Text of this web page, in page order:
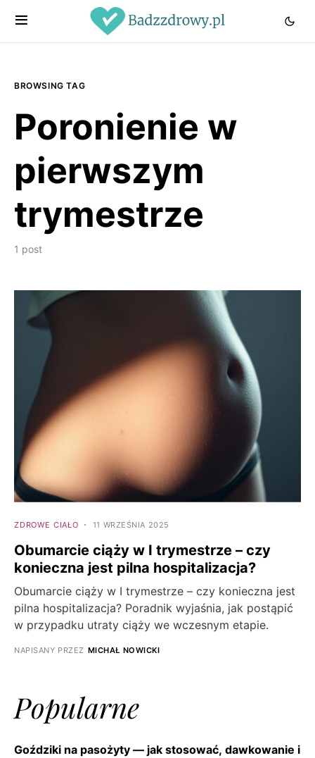
BROWSING TAG
Poronienie w
pierwszym
trymestrze
1 post
ZDROWE CIAŁO 11 WRZEŚNIA 2025
Obumarcie ciąży w I trymestrze – czy
konieczna jest pilna hospitalizacja?
Obumarcie ciąży w I trymestrze – czy konieczna jest
pilna hospitalizacja? Poradnik wyjaśnia, jak postąpić
w przypadku utraty ciąży we wczesnym etapie.
NAPISANY PRZEZ MICHAŁ NOWICKI
Popularne
Goździki na pasożyty — jak stosować, dawkowanie i